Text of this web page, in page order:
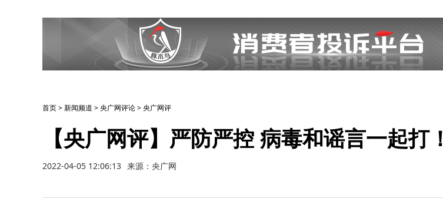
首页>新闻频道 >央广网评论>央广网评
【央广网评】严防严控 病毒和谣言一起打！
2022-04-05 12:06:13 来源：央广网